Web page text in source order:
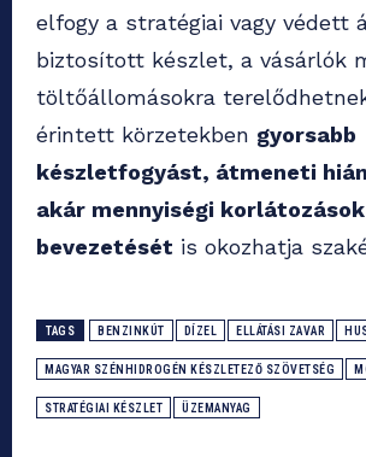
elfogy a stratégiai vagy védett
biztosított készlet, a vásárlók
töltőállomásokra
érintett körzetekben gyorsabb
készletfogyást, átmeneti
akár mennyiségi korlátozások
bevezetését is okozhatja
TAGS BENZINKÚT DÍZEL ELLÁTÁSI ZAVAR
MAGYAR SZÉNHIDROGÉN KÉSZLETEZŐ SZÖVETSÉG
STRATÉGIAI KÉSZLET ÜZEMANYAG